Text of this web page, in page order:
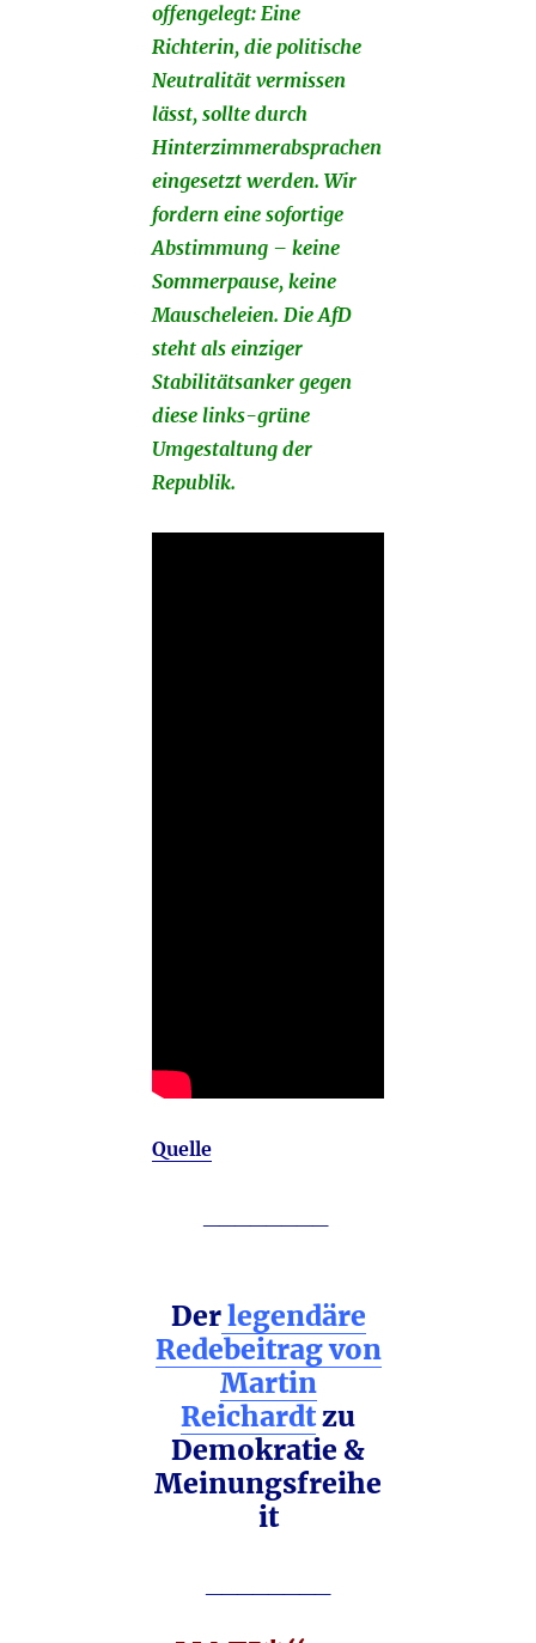
offengelegt: Eine
Richterin, die politische
Neutralität vermissen
lässt, sollte durch
Hinterzimmerabsprachen
eingesetzt werden. Wir
fordern eine sofortige
Abstimmung – keine
Sommerpause, keine
Mauscheleien. Die AfD
steht als einziger
Stabilitätsanker gegen
diese links-grüne
Umgestaltung der
Republik.
Quelle
Derlegendäre
Redebeitrag von
Martin
Reichardtzu
Demokratie &
Meinungsfreihe
it